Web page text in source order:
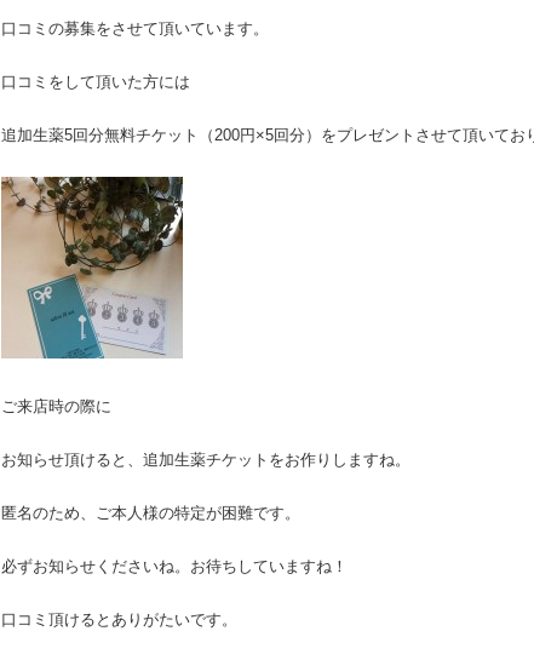
口コミの募集をさせて頂いています。
口コミをして頂いた方には
追加生薬5回分無料チケット（200円×5回分）をプレゼントさせて頂いてお
ご来店時の際に
お知らせ頂けると、追加生薬チケットをお作りしますね。
匿名のため、ご本人様の特定が困難です。
必ずお知らせくださいね。お待ちしていますね！
口コミ頂けるとありがたいです。